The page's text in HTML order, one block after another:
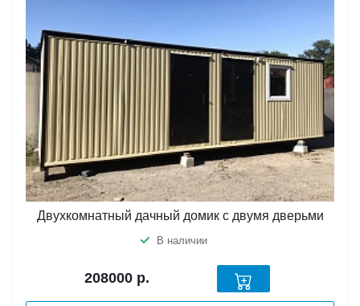
Двухкомнатный дачный домик с двумя дверьми
В наличии
208000 р.